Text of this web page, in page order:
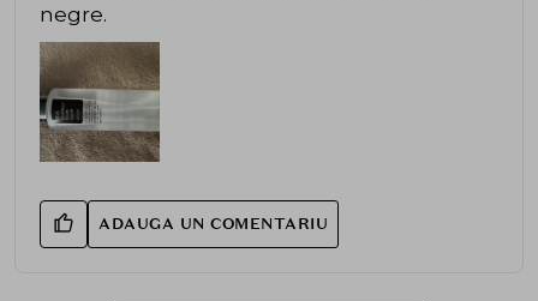
negre.
ADAUGA UN COMENTARIU